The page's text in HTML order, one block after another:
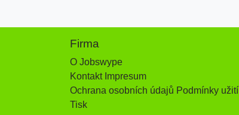
Firma
O Jobswype
Kontakt Impresum
Ochrana osobních údajů Podmínky užití
Tisk